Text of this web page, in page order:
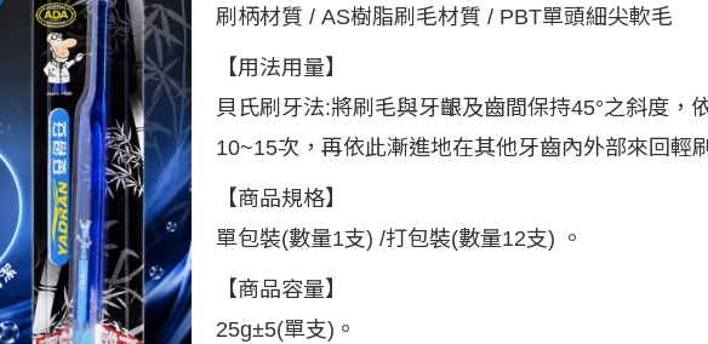
刷柄材質 / AS樹脂刷毛材質 / PBT單頭細尖軟毛
【用法用量】
貝氏刷牙法:將刷毛與牙齦及齒間保持45°之斜度，
10~15次，再依此漸進地在其他牙齒內外部來回輕
【商品規格】
單包裝(數量1支) /打包裝(數量12支) 。
【商品容量】
25g±5(單支)。